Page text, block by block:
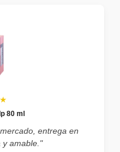
80 ml
entrega en
y amable."